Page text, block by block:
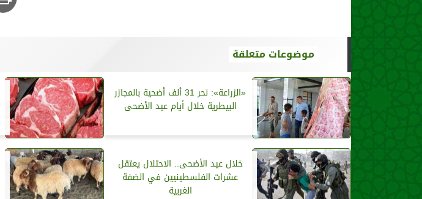
موضوعات متعلقة
«الزراعة»: نحر 31 ألف أضحية بالمجازر
البيطرية خلال أيام عيد الأضحى
خلال عيد الأضحى.. الاحتلال يعتقل
عشرات الفلسطينيين في الضفة
الغربية